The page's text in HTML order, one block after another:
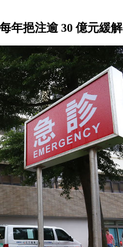
年挹注逾 30 億元緩解